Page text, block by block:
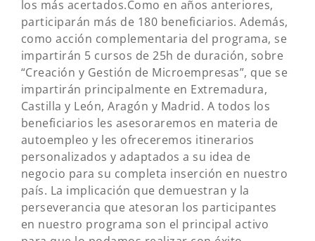
los más acertados.Como en años anteriores,
participarán más de 180 beneficiarios. Además,
como acción complementaria del programa, se
impartirán 5 cursos de 25h de duración, sobre
“Creación y Gestión de Microempresas”, que se
impartirán principalmente en Extremadura,
Castilla y León, Aragón y Madrid. A todos los
beneficiarios les asesoraremos en materia de
autoempleo y les ofreceremos itinerarios
personalizados y adaptados a su idea de
negocio para su completa inserción en nuestro
país. La implicación que demuestran y la
perseverancia que atesoran los participantes
en nuestro programa son el principal activo